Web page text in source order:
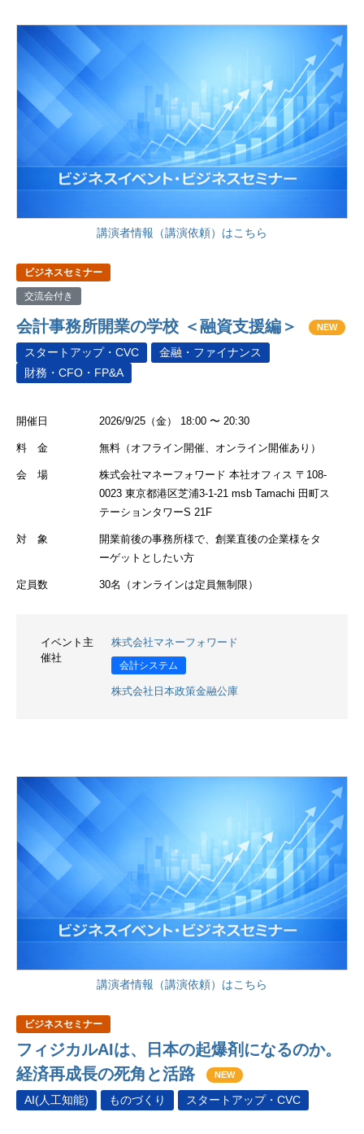
講演者情報（講演依頼）はこちら
ビジネスセミナー
交流会付き
会計事務所開業の学校 ＜融資支援編＞ NEW
スタートアップ・CVC
金融・ファイナンス
財務・CFO・FP&A
開催日 2026/9/25（金） 18:00 〜 20:30
料 金 無料（オフライン開催、オンライン開催あり）
会 場
株式会社マネーフォワード 本社オフィス 〒108-
0023 東京都港区芝浦3-1-21 msb Tamachi 田町ス
テーションタワーS 21F
対 象
開業前後の事務所様で、創業直後の企業様をタ
ーゲットとしたい方
定員数 30名（オンラインは定員無制限）
イベント主
催社
株式会社マネーフォワード
会計システム
株式会社日本政策金融公庫
講演者情報（講演依頼）はこちら
ビジネスセミナー
フィジカルAIは、日本の起爆剤になるのか。
経済再成長の死角と活路
NEW
AI(人工知能) ものづくり スタートアップ・CVC